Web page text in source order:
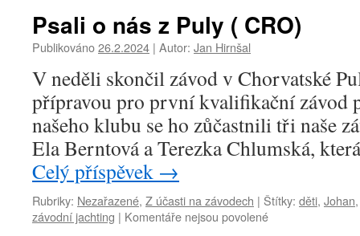
webu
Psali o nás z Puly ( CRO)
Publikováno26.2.2024 | Autor: Jan Hirnšal
V neděli skončil závod v Chorvatské
přípravou pro první kvalifikační závod
našeho klubu se ho zůčastnili tři naše
Ela Berntová a Terezka Chlumská,
Celý příspěvek →
Rubriky: Nezařazené, Z účasti na závodech | Štítky: děti, Johan
závodní jachting | Komentáře nejsou povolenéu